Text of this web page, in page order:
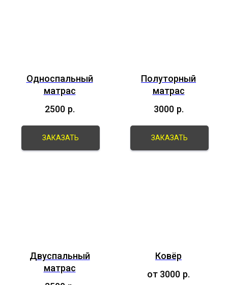
Односпальный
матрас
2500 р.
ЗАКАЗАТЬ
Полуторный
матрас
3000 р.
ЗАКАЗАТЬ
Двуспальный
матрас
Ковёр
от 3000 р.